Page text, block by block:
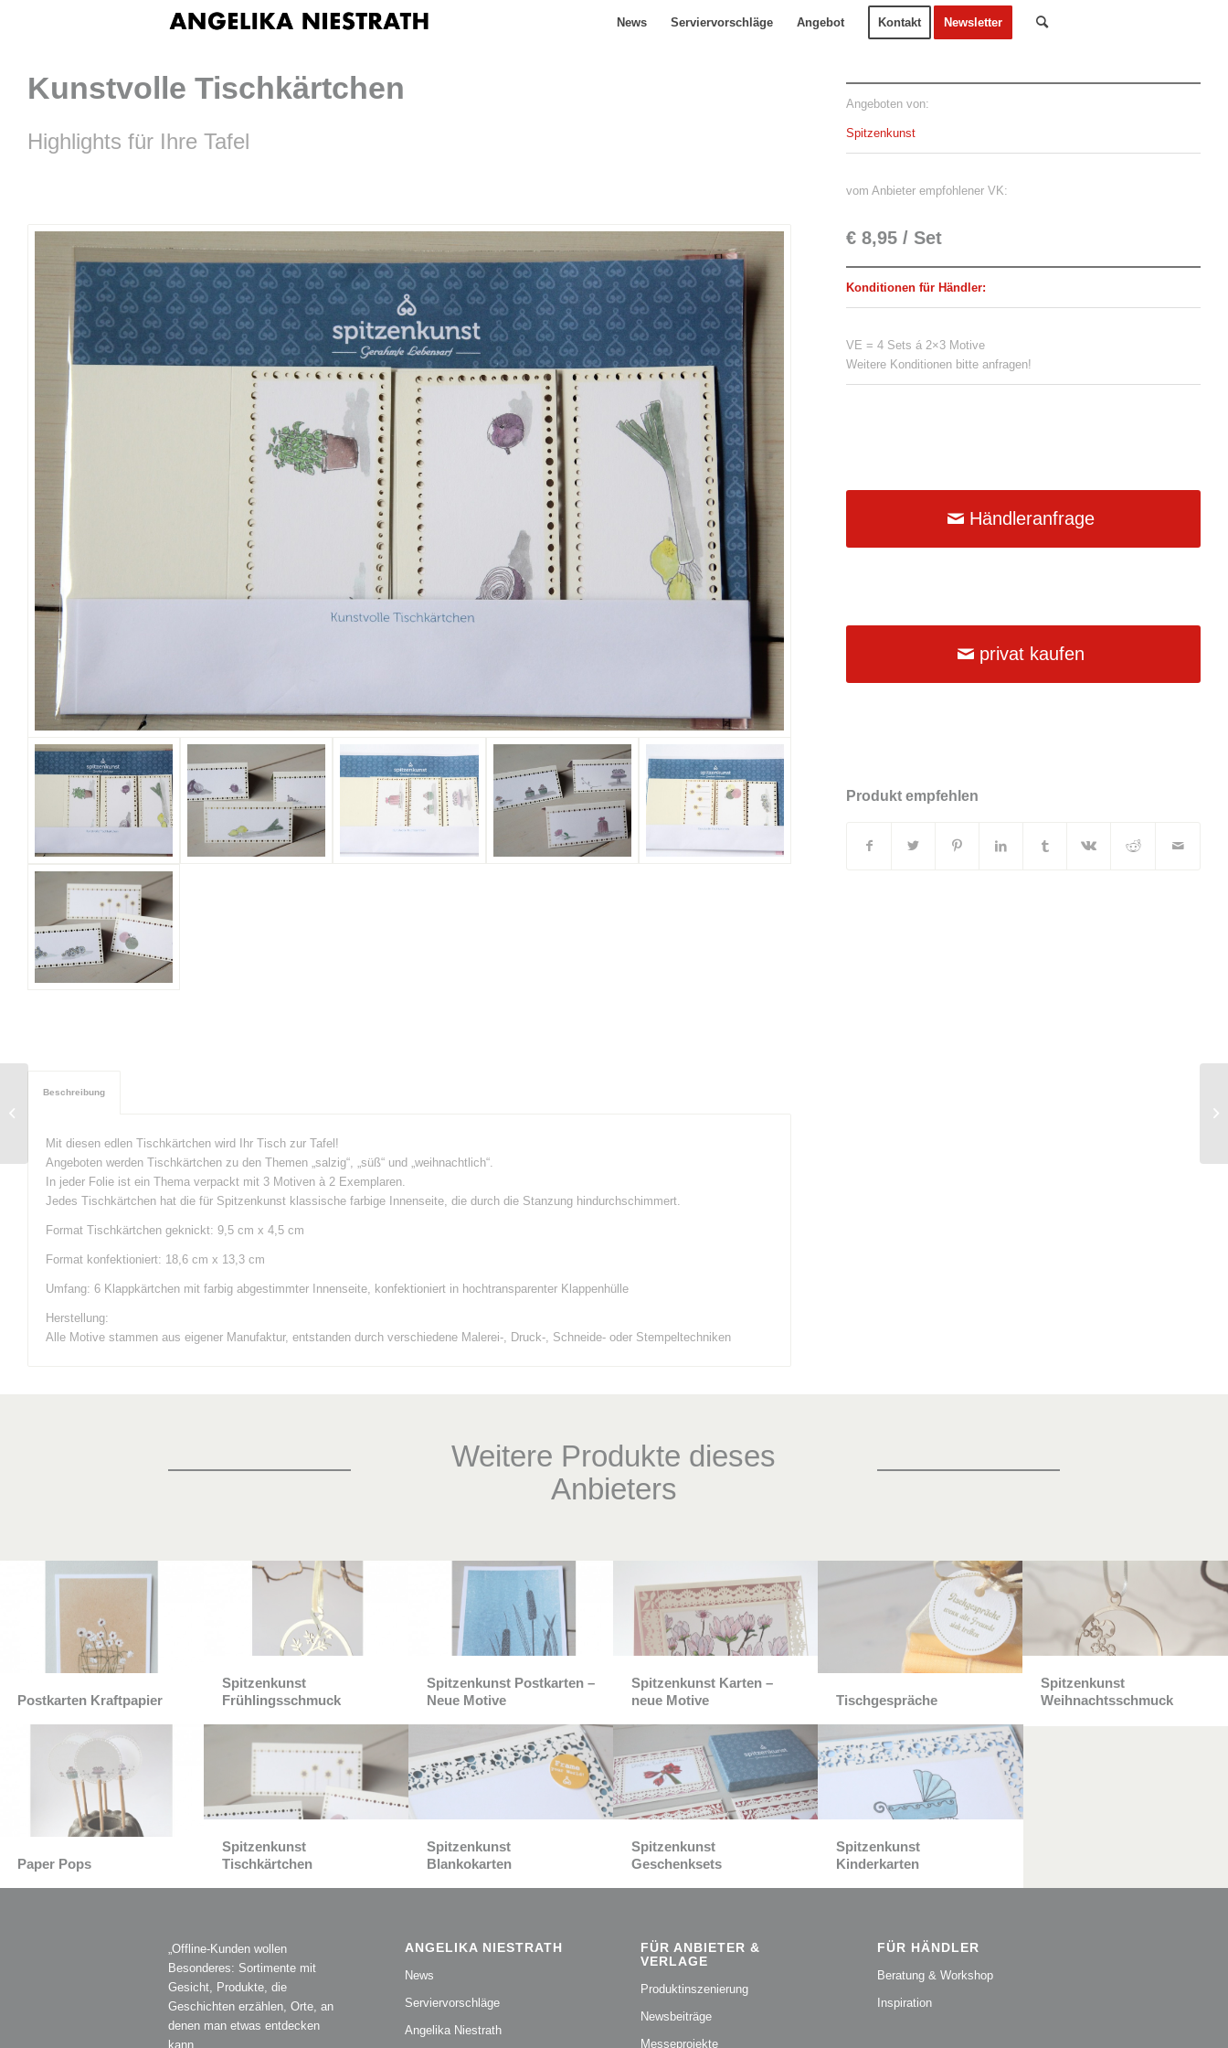
News Serviervorschläge Angebot Kontakt Newsletter
Kunstvolle Tischkärtchen
Highlights für Ihre Tafel
Beschreibung
Mit diesen edlen Tischkärtchen wird Ihr Tisch zur Tafel!
Angeboten werden Tischkärtchen zu den Themen „salzig“, „süß“ und „weihnachtlich“.
In jeder Folie ist ein Thema verpackt mit 3 Motiven à 2 Exemplaren.
Jedes Tischkärtchen hat die für Spitzenkunst klassische farbige Innenseite, die durch die Stanzung hindurchschimmert.
Format Tischkärtchen geknickt: 9,5 cm x 4,5 cm
Format konfektioniert: 18,6 cm x 13,3 cm
Umfang: 6 Klappkärtchen mit farbig abgestimmter Innenseite, konfektioniert in hochtransparenter Klappenhülle
Herstellung:
Alle Motive stammen aus eigener Manufaktur, entstanden durch verschiedene Malerei-, Druck-, Schneide- oder Stempeltechniken
Angeboten von:
Spitzenkunst
vom Anbieter empfohlener VK:
€ 8,95 / Set
Konditionen für Händler:
VE = 4 Sets á 2×3 Motive
Weitere Konditionen bitte anfragen!
Händleranfrage
privat kaufen
Produkt empfehlen
Weitere Produkte dieses
Anbieters
Postkarten Kraftpapier
Spitzenkunst
Frühlingsschmuck
Spitzenkunst Postkarten –
Neue Motive
Spitzenkunst Karten –
neue Motive
Tischgespräche
Spitzenkunst
Weihnachtsschmuck
Paper Pops
Spitzenkunst
Tischkärtchen
Spitzenkunst
Blankokarten
Spitzenkunst
Geschenksets
Spitzenkunst
Kinderkarten
„Offline-Kunden wollen
Besonderes: Sortimente mit
Gesicht, Produkte, die
Geschichten erzählen, Orte, an
denen man etwas entdecken
kann.
ANGELIKA NIESTRATH
News
Serviervorschläge
Angelika Niestrath
FÜR ANBIETER &
VERLAGE
Produktinszenierung
Newsbeiträge
Messeprojekte
FÜR HÄNDLER
Beratung & Workshop
Inspiration